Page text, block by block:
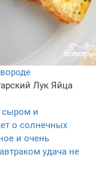
Лук Яйца
сыром и
о солнечных
и очень
удача не